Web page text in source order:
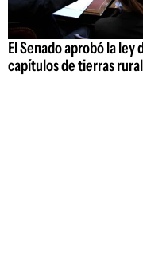
El Senado aprobó la
capítulos de tierras